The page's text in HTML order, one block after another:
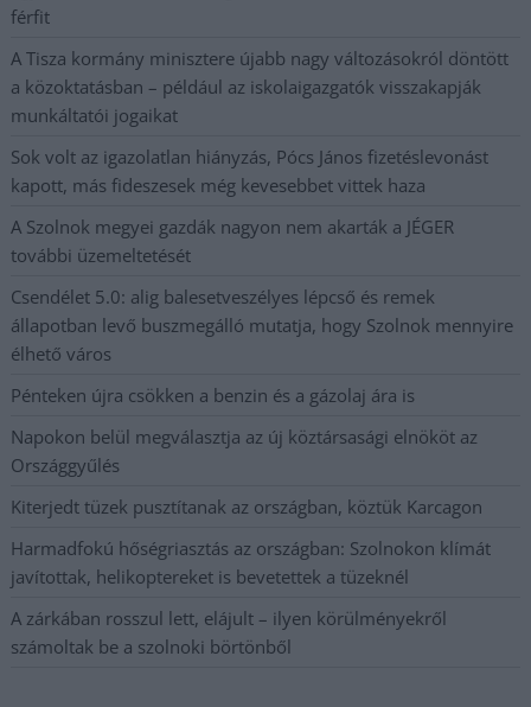
férfit
A Tisza kormány minisztere újabb nagy változásokról döntött
a közoktatásban – például az iskolaigazgatók visszakapják
munkáltatói jogaikat
Sok volt az igazolatlan hiányzás, Pócs János fizetéslevonást
kapott, más fideszesek még kevesebbet vittek haza
A Szolnok megyei gazdák nagyon nem akarták a JÉGER
további üzemeltetését
Csendélet 5.0: alig balesetveszélyes lépcső és remek
állapotban levő buszmegálló mutatja, hogy Szolnok mennyire
élhető város
Pénteken újra csökken a benzin és a gázolaj ára is
Napokon belül megválasztja az új köztársasági elnököt az
Országgyűlés
Kiterjedt tüzek pusztítanak az országban, köztük Karcagon
Harmadfokú hőségriasztás az országban: Szolnokon klímát
javítottak, helikoptereket is bevetettek a tüzeknél
A zárkában rosszul lett, elájult – ilyen körülményekről
számoltak be a szolnoki börtönből